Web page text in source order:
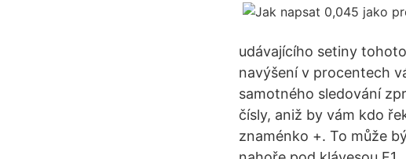
udávajícího setiny
navýšení v procentech
samotného sledování
čísly, aniž by vám kdo
znaménko +. To může